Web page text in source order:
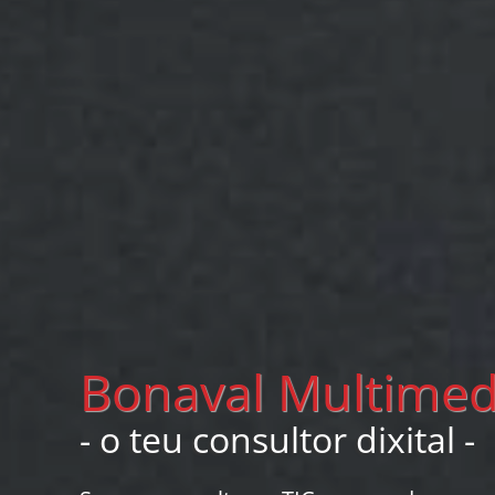
Bonaval
- o teu consultor dixital -